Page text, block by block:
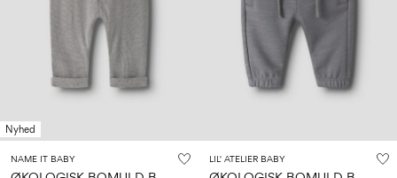
Nyhed
NAME IT BABY LIL' ATELIER BABY